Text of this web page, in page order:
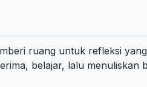
ruang untuk refleksi
belajar, lalu